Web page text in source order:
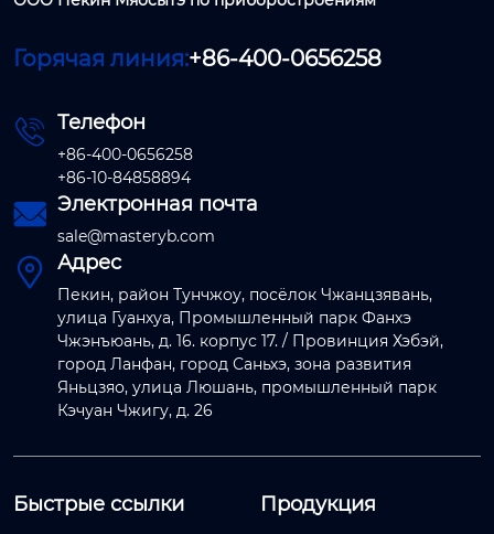
Горячая линия:+86-400-0656258
 Телефон
+86-400-0656258
+86-10-84858894
 Электронная почта
sale@masteryb.com
 Адрес
Пекин, район Тунчжоу, посёлок Чжанцзявань,
улица Гуанхуа, Промышленный парк Фанхэ
Чжэнъюань, д. 16. корпус 17. / Провинция Хэбэй,
город Ланфан, город Саньхэ, зона развития
Яньцзяо, улица Люшань, промышленный парк
Кэчуан Чжигу, д. 26
Быстрые ссылки Продукция